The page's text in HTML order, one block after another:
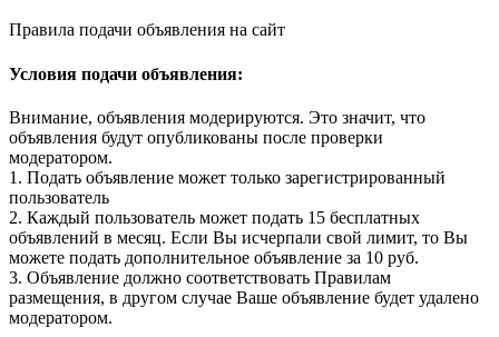
Правила подачи объявления на сайт
Условия подачи объявления:
Внимание, объявления модерируются. Это значит, что
объявления будут опубликованы после проверки
модератором.
1. Подать объявление может только зарегистрированный
пользователь
2. Каждый пользователь может подать 15 бесплатных
объявлений в месяц. Если Вы исчерпали свой лимит, то Вы
можете подать дополнительное объявление за 10 руб.
3. Объявление должно соответствовать Правилам
размещения, в другом случае Ваше объявление будет удалено
модератором.